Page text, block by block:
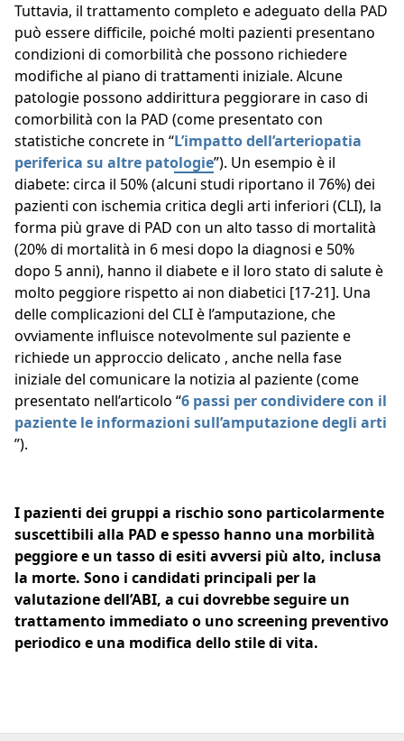
Tuttavia, il trattamento completo e adeguato della PAD
può essere difficile, poiché molti pazienti presentano
condizioni di comorbilità che possono richiedere
modifiche al piano di trattamenti iniziale. Alcune
patologie possono addirittura peggiorare in caso di
comorbilità con la PAD (come presentato con
statistiche concrete in “L’impatto dell’arteriopatia
periferica su altre patologie”). Un esempio è il
diabete: circa il 50% (alcuni studi riportano il 76%) dei
pazienti con ischemia critica degli arti inferiori (CLI), la
forma più grave di PAD con un alto tasso di mortalità
(20% di mortalità in 6 mesi dopo la diagnosi e 50%
dopo 5 anni), hanno il diabete e il loro stato di salute è
molto peggiore rispetto ai non diabetici [17-21]. Una
delle complicazioni del CLI è l’amputazione, che
ovviamente influisce notevolmente sul paziente e
richiede un approccio delicato , anche nella fase
iniziale del comunicare la notizia al paziente (come
presentato nell’articolo “6 passi per condividere con il
paziente le informazioni sull’amputazione degli arti
”).
I pazienti dei gruppi a rischio sono particolarmente
suscettibili alla PAD e spesso hanno una morbilità
peggiore e un tasso di esiti avversi più alto, inclusa
la morte. Sono i candidati principali per la
valutazione dell’ABI, a cui dovrebbe seguire un
trattamento immediato o uno screening preventivo
periodico e una modifica dello stile di vita.